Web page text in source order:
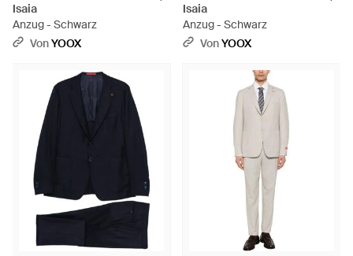
Isaia
Anzug - Schwarz
VonYOOX
Isaia
Anzug - Schwarz
VonYOOX